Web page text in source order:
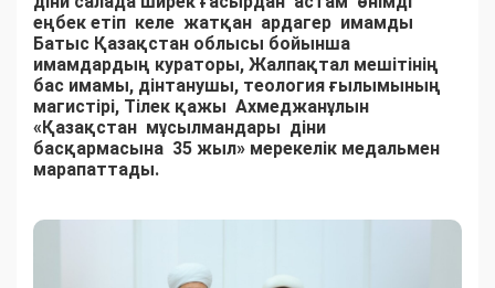
еңбек етіп келе жатқан ардагер имамды
Батыс Қазақстан облысы бойынша
имамдардың кураторы, Жалпақтал мешітінің
бас имамы, дінтанушы, теология ғылымының
магистірі, Тілек қажы Ахмеджанұлын
«Қазақстан мұсылмандары діни
басқармасына 35 жыл» мерекелік медальмен
марапаттады.